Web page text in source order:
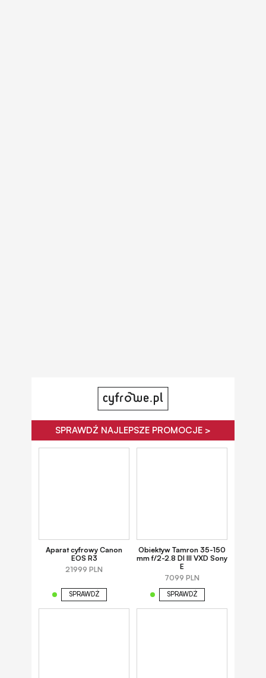
SPRAWDŹ NAJLEPSZE PROMOCJE >
Aparat cyfrowy Canon
EOS R3
21999 PLN
SPRAWDŹ
Obiektyw Tamron 35-150
mm f/2-2.8 DI III VXD Sony
E
7099 PLN
SPRAWDŹ